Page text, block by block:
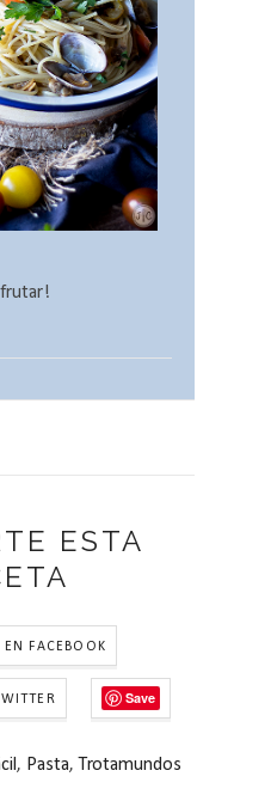
ESTA
FACEBOOK
Save
, Pasta, Trotamundos